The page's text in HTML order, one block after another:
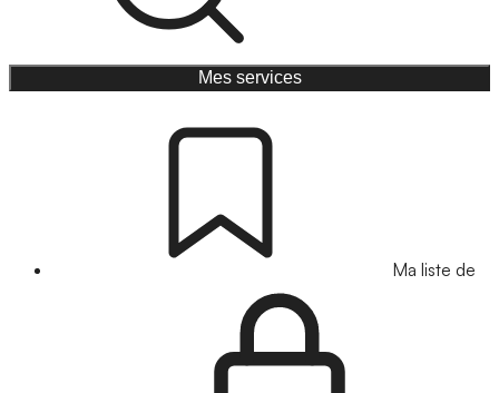
Mes services
Ma liste de